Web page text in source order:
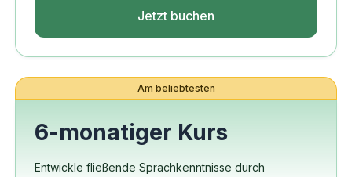
Jetzt buchen
Am beliebtesten
6-monatiger Kurs
Entwickle fließende Sprachkenntnisse durch